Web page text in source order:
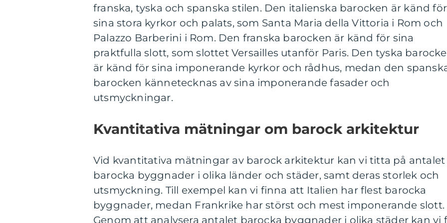
franska, tyska och spanska stilen. Den italienska barocken är känd för
sina stora kyrkor och palats, som Santa Maria della Vittoria i Rom och
Palazzo Barberini i Rom. Den franska barocken är känd för sina
praktfulla slott, som slottet Versailles utanför Paris. Den tyska
är känd för sina imponerande kyrkor och rådhus, medan den
barocken kännetecknas av sina imponerande fasader och
utsmyckningar.
Kvantitativa mätningar om barock arkitektur
Vid kvantitativa mätningar av barock arkitektur kan vi titta på antalet
barocka byggnader i olika länder och städer, samt deras storlek och
utsmyckning. Till exempel kan vi finna att Italien har flest barocka
byggnader, medan Frankrike har störst och mest imponerande slott.
Genom att analysera antalet barocka byggnader i olika städer kan vi